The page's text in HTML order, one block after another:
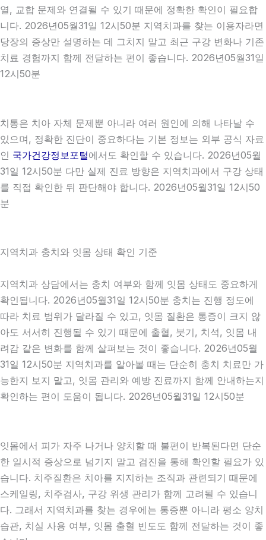
열, 교합 문제와 연결될 수 있기 때문에 정확한 확인이 필요합
니다. 2026년05월31일 12시50분 지역치과를 찾는 이용자라면
당장의 증상만 설명하는 데 그치지 말고 최근 구강 변화나 기존
치료 경험까지 함께 전달하는 편이 좋습니다. 2026년05월31일
12시50분
치통은 치아 자체 문제뿐 아니라 여러 원인에 의해 나타날 수
있으며, 정확한 진단이 중요하다는 기본 정보는 외부 공식 자료
인 국가건강정보포털에서도 확인할 수 있습니다. 2026년05월
31일 12시50분 다만 실제 진료 방향은 지역치과에서 구강 상태
를 직접 확인한 뒤 판단해야 합니다. 2026년05월31일 12시50
분
지역치과 충치와 잇몸 상태 확인 기준
지역치과 상담에서는 충치 여부와 함께 잇몸 상태도 중요하게
확인됩니다. 2026년05월31일 12시50분 충치는 진행 정도에
따라 치료 범위가 달라질 수 있고, 잇몸 질환은 통증이 크지 않
아도 서서히 진행될 수 있기 때문에 출혈, 붓기, 치석, 잇몸 내
려감 같은 변화를 함께 살펴보는 것이 좋습니다. 2026년05월
31일 12시50분 지역치과를 알아볼 때는 단순히 충치 치료만 가
능한지 보지 말고, 잇몸 관리와 예방 진료까지 함께 안내하는지
확인하는 편이 도움이 됩니다. 2026년05월31일 12시50분
잇몸에서 피가 자주 나거나 양치할 때 불편이 반복된다면 단순
한 일시적 증상으로 넘기지 말고 검진을 통해 확인할 필요가 있
습니다. 치주질환은 치아를 지지하는 조직과 관련되기 때문에
스케일링, 치주검사, 구강 위생 관리가 함께 고려될 수 있습니
다. 그래서 지역치과를 찾는 경우에는 통증뿐 아니라 평소 양치
습관, 치실 사용 여부, 잇몸 출혈 빈도도 함께 전달하는 것이 좋